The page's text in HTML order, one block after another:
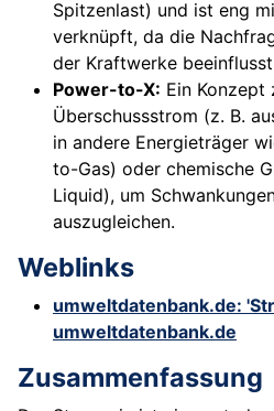
Spitzenlast) und ist eng
verknüpft, da die
der Kraftwerke
Power-to-X: Ein Konzept
Überschussstrom (z. B.
in andere Energieträger
to-Gas) oder chemische
Liquid), um
auszugleichen.
Weblinks
umweltdatenbank.de:
umweltdatenbank.de
Zusammenfassung